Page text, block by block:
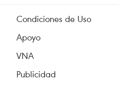
Condiciones de Uso
Apoyo
VNA
Publicidad